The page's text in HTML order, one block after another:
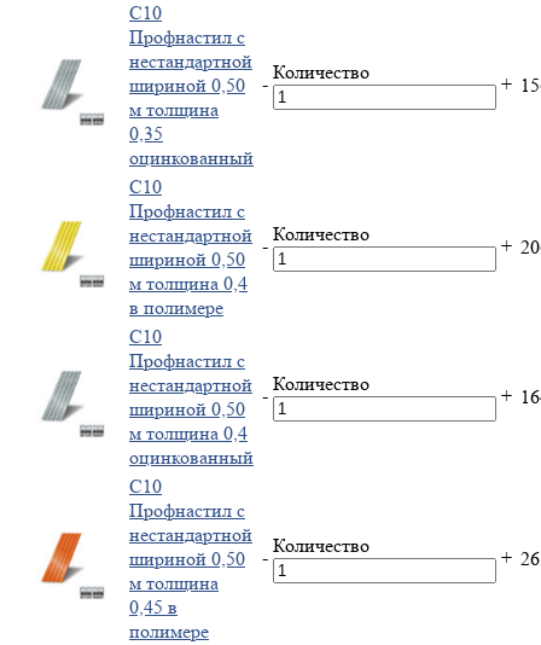
С10
Профнастил с
нестандартной
шириной 0,50
м толщина
0,35
оцинкованный
-
Количество
+
С10
Профнастил с
нестандартной
шириной 0,50
м толщина 0,4
в полимере
-
Количество
+
С10
Профнастил с
нестандартной
шириной 0,50
м толщина 0,4
оцинкованный
-
Количество
+
С10
Профнастил с
нестандартной
шириной 0,50
м толщина
0,45 в
полимере
-
Количество
+